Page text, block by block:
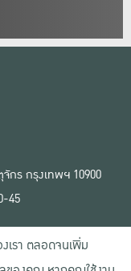
กร กรุงเทพฯ 10900
45
เรา ตลอดจนเพิ่ม